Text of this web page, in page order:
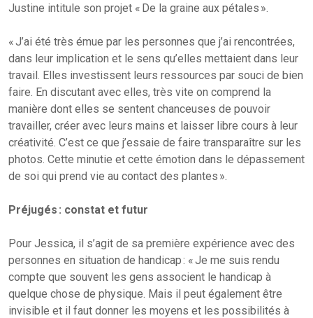
Justine intitule son projet « De la graine aux pétales ».
« J’ai été très émue par les personnes que j’ai rencontrées,
dans leur implication et le sens qu’elles mettaient dans leur
travail. Elles investissent leurs ressources par souci de bien
faire. En discutant avec elles, très vite on comprend la
manière dont elles se sentent chanceuses de pouvoir
travailler, créer avec leurs mains et laisser libre cours à leur
créativité. C’est ce que j’essaie de faire transparaître sur les
photos. Cette minutie et cette émotion dans le dépassement
de soi qui prend vie au contact des plantes ».
Préjugés : constat et futur
Pour Jessica, il s’agit de sa première expérience avec des
personnes en situation de handicap : « Je me suis rendu
compte que souvent les gens associent le handicap à
quelque chose de physique. Mais il peut également être
invisible et il faut donner les moyens et les possibilités à